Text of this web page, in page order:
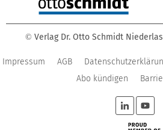
© Verlag Dr. Otto Schmidt
Impressum AGB
Abo kündigen